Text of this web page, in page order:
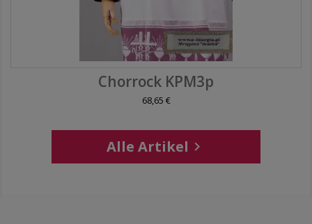
Chorrock KPM3p
68,65 €
Alle Artikel 